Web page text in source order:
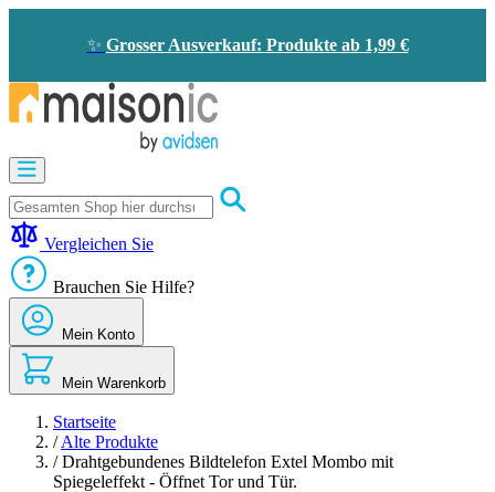
✨ Grosser Ausverkauf: Produkte ab 1,99 €
Bildtelefon
und
Türklingel
-
Energieeinsparung
Sicherheit
Komfort
im
Haus
Angebote
Vergleichen Sie
Brauchen Sie Hilfe?
Mein Konto
Mein Warenkorb
Startseite
/ Alte Produkte
/ Drahtgebundenes Bildtelefon Extel Mombo mit
Spiegeleffekt - Öffnet Tor und Tür.